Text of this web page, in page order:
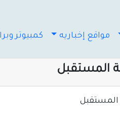
مواقع إخباريه كمبيوتر
المستقبل
المستقبل